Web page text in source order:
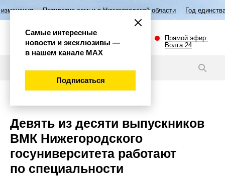
семьи в Нижегородской области Год единства народов России
Прямой эфир.
Волга 24
Девять из десяти выпускников
ВМК Нижегородского
госуниверситета работают
по специальности
Самые интересные
новости и эксклюзивы —
в нашем канале МАХ
Подписаться